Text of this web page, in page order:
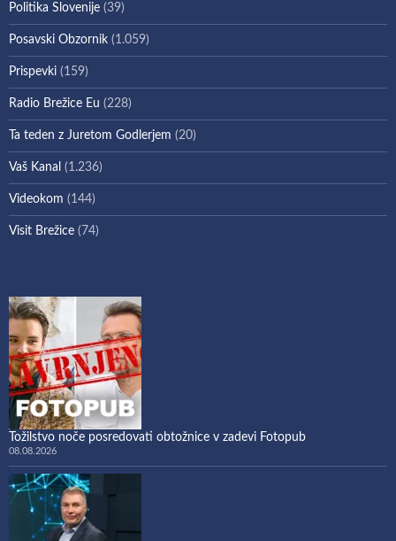
Politika Slovenije (39)
Posavski Obzornik (1.059)
Prispevki (159)
Radio Brežice Eu (228)
Ta teden z Juretom Godlerjem (20)
Vaš Kanal (1.236)
Videokom (144)
Visit Brežice (74)
Tožilstvo noče posredovati obtožnice v zadevi Fotopub
08.08.2026